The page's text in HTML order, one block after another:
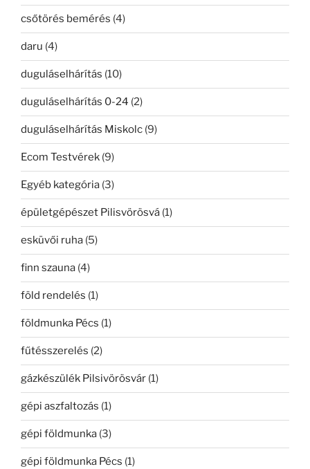
csőtörés bemérés (4)
daru (4)
duguláselhárítás (10)
duguláselhárítás 0-24 (2)
duguláselhárítás Miskolc (9)
Ecom Testvérek (9)
Egyéb kategória (3)
épületgépészet Pilisvörösvá (1)
esküvői ruha (5)
finn szauna (4)
föld rendelés (1)
földmunka Pécs (1)
fűtésszerelés (2)
gázkészülék Pilsivörösvár (1)
gépi aszfaltozás (1)
gépi földmunka (3)
gépi földmunka Pécs (1)